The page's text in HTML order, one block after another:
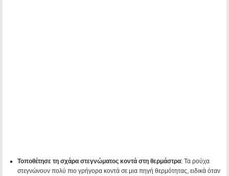
Τοποθέτησε τη σχάρα στεγνώματος κοντά στη θερμάστρα: Τα ρούχα
στεγνώνουν πολύ πιο γρήγορα κοντά σε μια πηγή θερμότητας, ειδικά όταν